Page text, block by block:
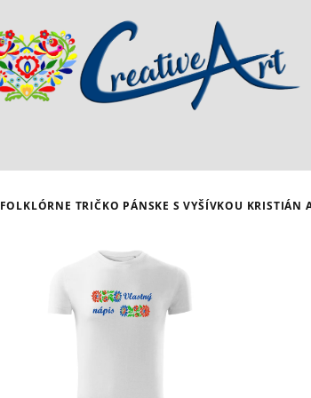
FOLKLÓRNE TRIČKO PÁNSKE S VYŠÍVKOU KRISTIÁN